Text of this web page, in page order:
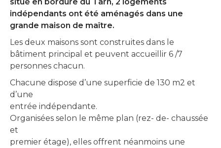
indépendants ont été aménagés dans une
grande maison de maître.
Les deux maisons sont construites dans le
bâtiment principal et peuvent accueillir 6 /7
personnes chacun.
Chacune dispose d’une superficie de 130 m2 et
d’une
entrée indépendante.
Organisées selon le même plan (rez- de- chaussée
et
premier étage), elles offrent néanmoins une